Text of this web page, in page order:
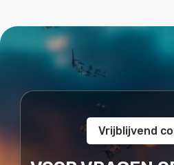
Vrijblijvend